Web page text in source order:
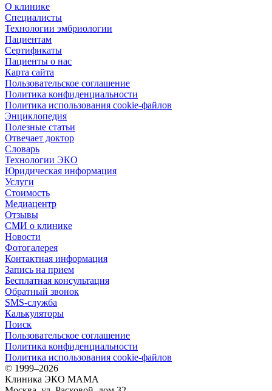
О клинике
Специалисты
Технологии эмбриологии
Пациентам
Сертификаты
Пациенты о нас
Карта сайта
Пользовательское соглашение
Политика конфиденциальности
Политика использования cookie-файлов
Энциклопедия
Полезные статьи
Отвечает доктор
Словарь
Технологии ЭКО
Юридическая информация
Услуги
Стоимость
Медиацентр
Отзывы
СМИ о клинике
Новости
Фотогалерея
Контактная информация
Запись на прием
Бесплатная консультация
Обратный звонок
SMS-служба
Калькуляторы
Поиск
Пользовательское соглашение
Политика конфиденциальности
Политика использования cookie-файлов
© 1999–2026
Клиника ЭКО МАМА